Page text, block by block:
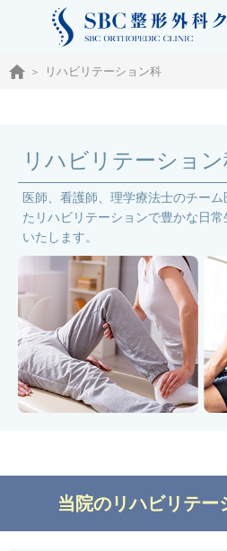
リハビリテーション科
リハビリテーショ
医師、看護師、理学療法士のチー
たリハビリテーションで豊かな日
いたします。
当院のリハビリテー